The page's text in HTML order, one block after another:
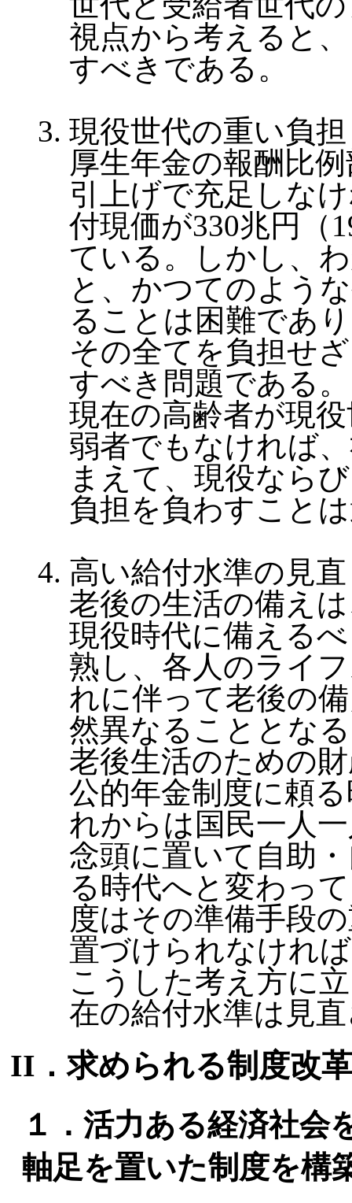
視点から考えると
すべきである。
現役世代の重い負担
厚生年金の報酬比
引上げで充足しな
付現価が330兆円（
ている。しかし、
と、かつてのよう
ることは困難であ
その全てを負担せ
すべき問題である。
現在の高齢者が現
弱者でもなければ
まえて、現役なら
負担を負わすこと
高い給付水準の見
老後の生活の備え
現役時代に備える
熟し、各人のライ
れに伴って老後の
然異なることとな
老後生活のための
公的年金制度に頼
れからは国民一人
念頭に置いて自助
る時代へと変わっ
度はその準備手段
置づけられなけれ
こうした考え方に
在の給付水準は見
II．求められる制度改
１．活力ある経済社会
軸足を置いた制度を構